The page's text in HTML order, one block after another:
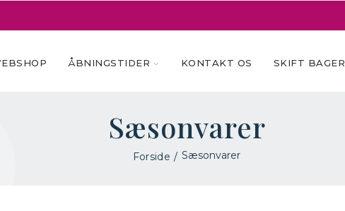
ÅBNINGSTIDER KONTAKT OS SKIFT BAGER
Sæsonvarer
Forside Sæsonvarer